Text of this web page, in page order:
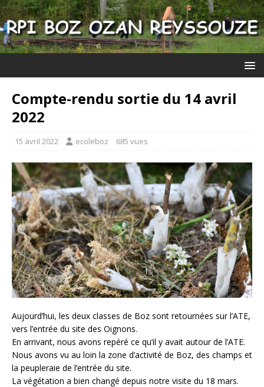
Compte-rendu sortie du 14 avril
2022
15 avril 2022 ecoleboz 685 vues
Aujourd’hui, les deux classes de Boz sont retournées sur l’ATE,
vers l’entrée du site des Oignons.
En arrivant, nous avons repéré ce qu’il y avait autour de l’ATE.
Nous avons vu au loin la zone d’activité de Boz, des champs et
la peupleraie de l’entrée du site.
La végétation a bien changé depuis notre visite du 18 mars.